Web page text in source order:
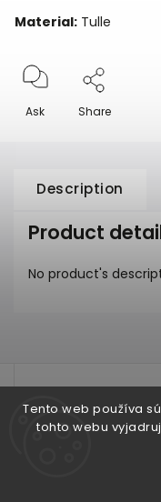
Tento web používa
tohto webu
Material: Tulle
Ask Share
Description
Product
No product's